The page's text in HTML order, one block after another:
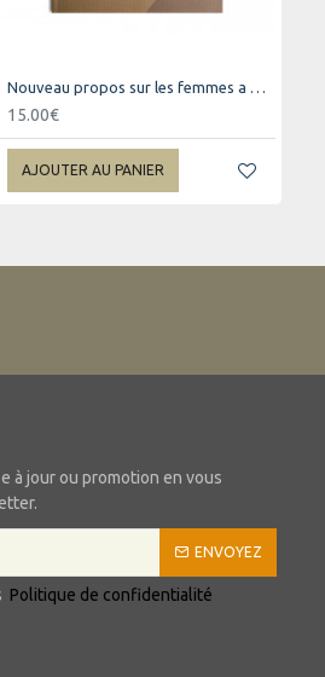
Nouveau propos sur les femmes a Bourbon/La Réunion
15.00€
AJOUTER AU PANIER
à jour ou promotion en vous
ENVOYEZ
Politique de confidentialité